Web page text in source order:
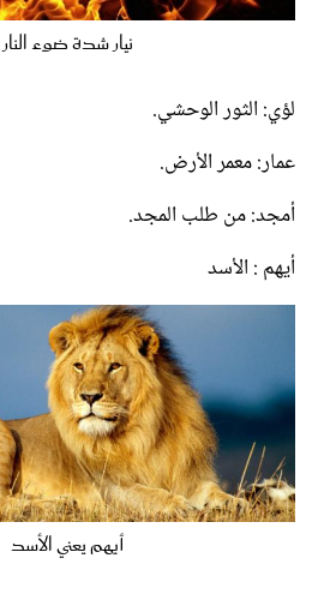
نيار شدة ضوء النار
لؤي: الثور الوحشي.
عمار: معمر الأرض.
أمجد: من طلب المجد.
أيهم : الأسد
أيهم يعني الأسد